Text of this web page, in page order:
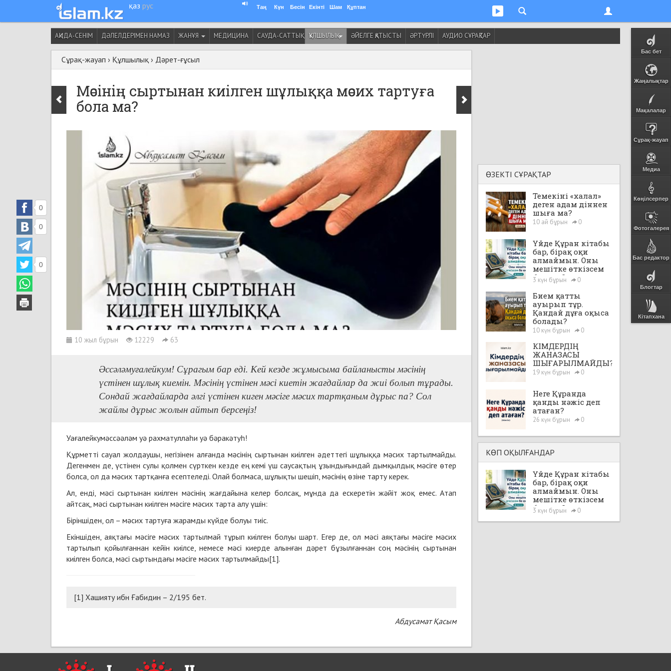
қаз рус Таң Күн Бесін Екінті Шам Құптан
Бас бет
Жаңалықтар
Мақалалар
Сұрақ-жауап
Медиа
Көңілсерпер
Фотогалерея
Бас редактор
Блогтар
Кітапхана
АҚИДА-СЕНІМ ДӘЛЕЛДЕРІМЕН НАМАЗ ЖАНҰЯ МЕДИЦИНА САУДА-САТТЫҚ ҚҰЛШЫЛЫҚ ӘЙЕЛГЕ ҚАТЫСТЫ ӘРТҮРЛІ АУДИО СҰРАҚТАР
Сұрақ-жауап › Құлшылық › Дәрет-ғұсыл
Мәсінің сыртынан киілген шұлыққа мәсих тартуға
бола ма?
10 жыл бұрын 12229 63
0
0
0
Әссәләмуғалейкум! Сұрагым бар едi. Кей кезде жұмысыма байланысты мәсінің
үстінен шұлық киемін. Мәсінің үстінен мәсі киетін жағдайлар да жиі болып тұрады.
Сондай жағдайларда әлгі үстінен киген мәсіге мәсих тартқаным дұрыс па? Сол
жайлы дұрыс жолын айтып берсеңіз!
Уағалейкумәссәәләм уә рахматуллаһи уә бәракәтуһ!
Құрметті сауал жолдаушы, негізінен алғанда мәсінің сыртынан киілген әдеттегі шұлыққа мәсих тартылмайды.
Дегенмен де, үстінен сулы қолмен сүрткен кезде ең кемі үш саусақтың ұзындығындай дымқылдық мәсіге өтер
болса, ол да мәсих тартқанға есептеледі. Олай болмаса, шұлықты шешіп, мәсінің өзіне тарту керек.
Ал, енді, мәсі сыртынан киілген мәсінің жағдайына келер болсақ, мұнда да ескеретін жәйіт жоқ емес. Атап
айтсақ, мәсі сыртынан киілген мәсіге мәсих тарта алу үшін:
Біріншіден, ол – мәсих тартуға жарамды күйде болуы тиіс.
Екіншіден, аяқтағы мәсіге мәсих тартылмай тұрып киілген болуы шарт. Егер де, ол мәсі аяқтағы мәсіге мәсих
тартылып қойылғаннан кейін киілсе, немесе мәсі киерде алынған дәрет бұзылғаннан соң мәсінің сыртынан
киілген болса, мәсі сыртындағы мәсіге мәсих тартылмайды[1].
[1] Хашияту ибн Ғабидин – 2/195 бет.
Абдусамат Қасым
ӨЗЕКТІ СҰРАҚТАР
Темекіні «халал»
деген адам діннен
шыға ма?
10 ай бұрын 0
Үйде Құран кітабы
бар, бірақ оқи
алмаймын. Оны
мешітке өткізсем
бе екен?
3 күн бұрын 0
Бием қатты
ауырып тұр.
Қандай дұға оқыса
болады?
10 күн бұрын 0
КІМДЕРДІҢ
ЖАНАЗАСЫ
ШЫҒАРЫЛМАЙДЫ?
19 күн бұрын 0
Неге Құранда
қанды нәжіс деп
атаған?
26 күн бұрын 0
КӨП ОҚЫЛҒАНДАР
Үйде Құран кітабы
бар, бірақ оқи
алмаймын. Оны
мешітке өткізсем
бе екен?
3 күн бұрын 0